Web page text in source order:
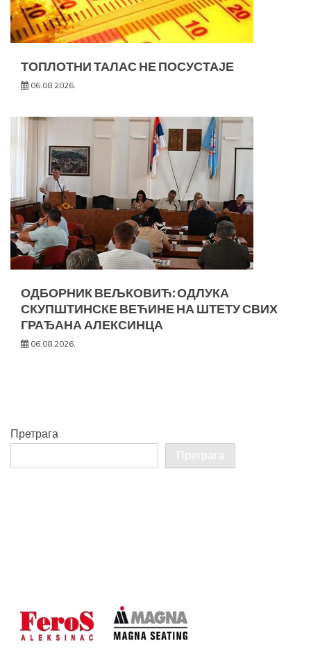
ТОПЛОТНИ ТАЛАС НЕ ПОСУСТАЈЕ
06.08.2026.
ОДБОРНИК ВЕЉКОВИЋ: ОДЛУКА
СКУПШТИНСКЕ ВЕЋИНЕ НА ШТЕТУ СВИХ
ГРАЂАНА АЛЕКСИНЦА
06.08.2026.
Претрага
Претрага